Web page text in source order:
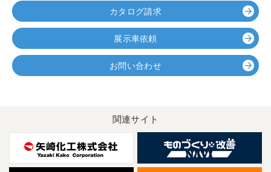
カタログ請求
展示車依頼
お問い合わせ
関連サイト